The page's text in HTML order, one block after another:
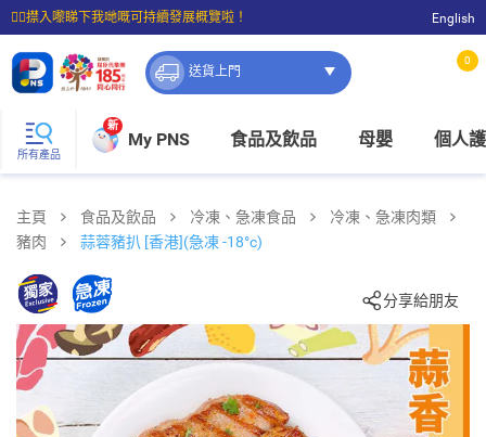
☝🏼㩒入嚟睇下我哋嘅可持續發展概覽啦！
⭐購物滿$399即享免費送貨；滿$100即可免費店取。
English
送貨上門
0
所有產品
新
My PNS 食品及飲品 母嬰 個人
主頁 食品及飲品 冷凍、急凍食品
冷凍、急凍肉類
豬肉
蒜蓉豬扒 [香港](急凍 -18°c)
分享給朋友